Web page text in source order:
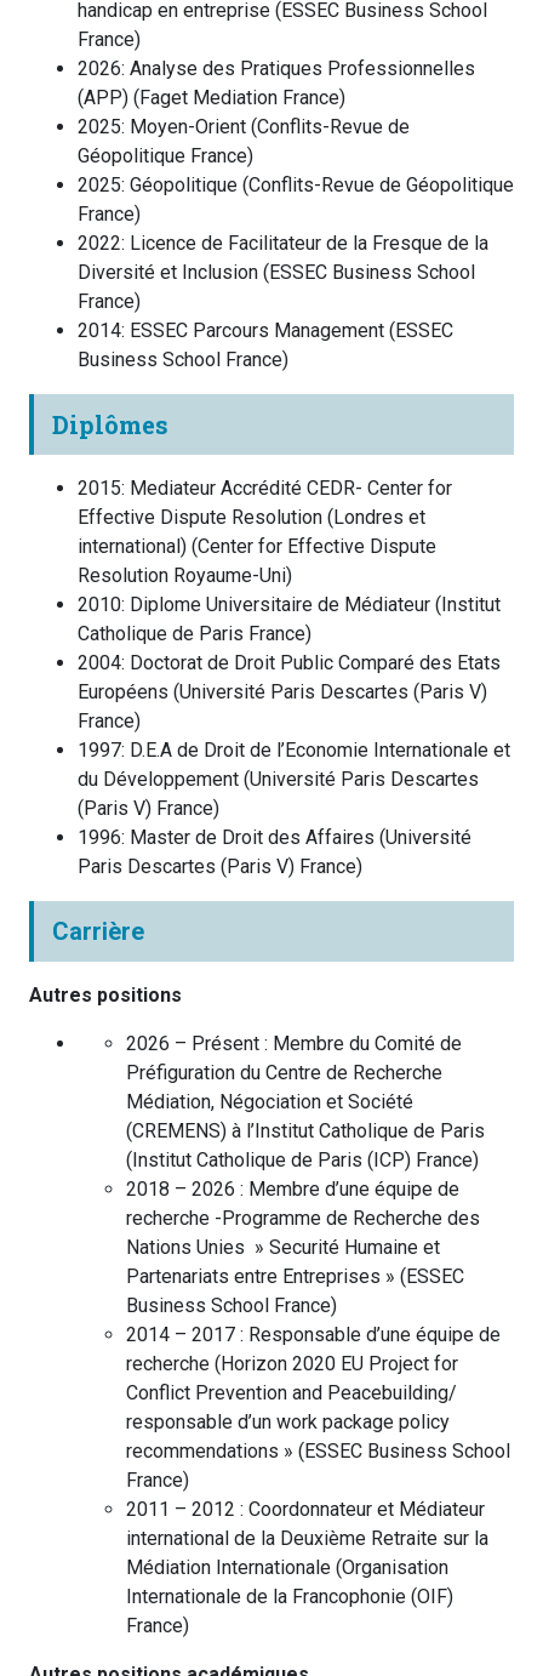
handicap en entreprise ( ESSEC Business School
France)
2026: Analyse des Pratiques Professionnelles
(APP) ( Faget Mediation France)
2025: Moyen-Orient (Conflits-Revue de
Géopolitique France)
2025: Géopolitique (Conflits-Revue de Géopolitique
France)
2022: Licence de Facilitateur de la Fresque de la
Diversité et Inclusion ( ESSEC Business School
France)
2014: ESSEC Parcours Management ( ESSEC
Business School France)
Diplômes
2015: Mediateur Accrédité CEDR- Center for
Effective Dispute Resolution (Londres et
international) (Center for Effective Dispute
Resolution Royaume-Uni)
2010: Diplome Universitaire de Médiateur ( Institut
Catholique de Paris France)
2004: Doctorat de Droit Public Comparé des Etats
Européens (Université Paris Descartes (Paris V)
France)
1997: D.E.A de Droit de l’Economie Internationale et
du Développement (Université Paris Descartes
(Paris V) France)
1996: Master de Droit des Affaires (Université
Paris Descartes (Paris V) France)
Carrière
Autres positions
2026 – Présent : Membre du Comité de
Préfiguration du Centre de Recherche
Médiation, Négociation et Société
(CREMENS) à l’Institut Catholique de Paris
( Institut Catholique de Paris (ICP) France)
2018 – 2026 : Membre d’une équipe de
recherche -Programme de Recherche des
Nations Unies » Securité Humaine et
Partenariats entre Entreprises » ( ESSEC
Business School France)
2014 – 2017 : Responsable d’une équipe de
recherche (Horizon 2020 EU Project for
Conflict Prevention and Peacebuilding/
responsable d’un work package policy
recommendations » ( ESSEC Business School
France)
2011 – 2012 : Coordonnateur et Médiateur
international de la Deuxième Retraite sur la
Médiation Internationale (Organisation
Internationale de la Francophonie (OIF)
France)